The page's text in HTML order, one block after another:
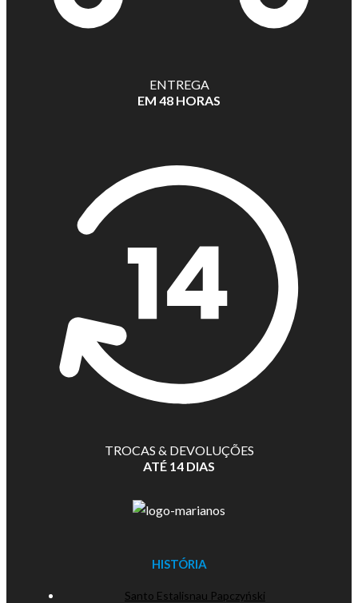
ENTREGA
EM 48 HORAS
TROCAS & DEVOLUÇÕES
ATÉ 14 DIAS
HISTÓRIA
Santo Estalisnau Papczyński